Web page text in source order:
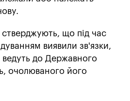
що під час
виявили зв'язки,
ведуть до Державного
очолюваного його